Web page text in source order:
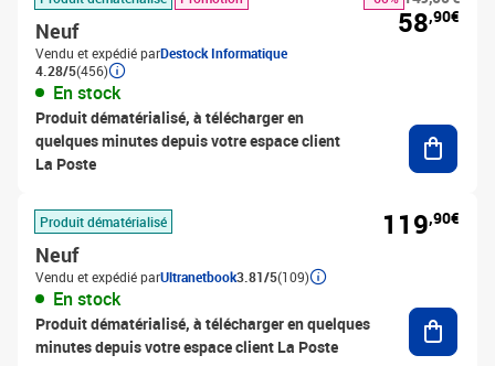
Neuf
Vendu et expédié parDestock Informatique
4.28/5(456)
En stock
Produit dématérialisé, à télécharger en
quelques minutes depuis votre espace client
La Poste
58,90€
Produit dématérialisé
Neuf
Vendu et expédié parUltranetbook3.81/5(109)
En stock
Produit dématérialisé, à télécharger en quelques
minutes depuis votre espace client La Poste
119,90€